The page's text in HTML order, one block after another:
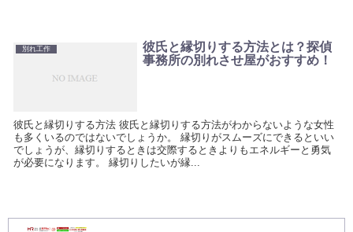
別れ工作
彼氏と縁切りする方法とは？探偵
事務所の別れさせ屋がおすすめ！
彼氏と縁切りする方法 彼氏と縁切りする方法がわからないような女性
も多くいるのではないでしょうか。 縁切りがスムーズにできるといい
でしょうが、縁切りするときは交際するときよりもエネルギーと勇気
が必要になります。 縁切りしたいが縁...